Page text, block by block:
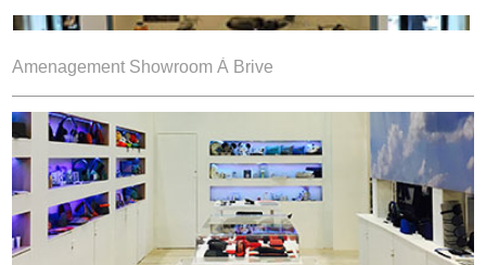
Amenagement Showroom À Brive